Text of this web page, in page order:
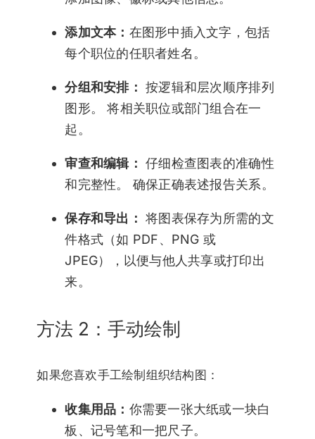
添加文本： 在图形中插入文字，包括
每个职位的任职者姓名。
分组和安排： 按逻辑和层次顺序排列
图形。 将相关职位或部门组合在一
起。
审查和编辑：仔细检查图表的准确性
和完整性。 确保正确表述报告关系。
保存和导出：将图表保存为所需的文
件格式（如 PDF、PNG 或
JPEG），以便与他人共享或打印出
来。
方法 2：手动绘制
如果您喜欢手工绘制组织结构图：
收集用品： 你需要一张大纸或一块白
板、记号笔和一把尺子。